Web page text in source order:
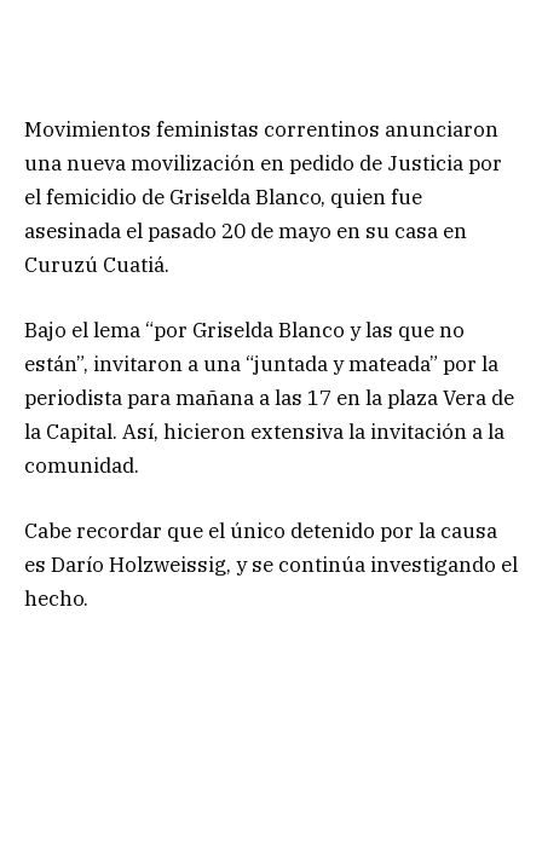
Movimientos feministas correntinos anunciaron
una nueva movilización en pedido de Justicia por
el femicidio de Griselda Blanco, quien fue
asesinada el pasado 20 de mayo en su casa en
Curuzú Cuatiá.
Bajo el lema “por Griselda Blanco y las que no
están”, invitaron a una “juntada y mateada” por la
periodista para mañana a las 17 en la plaza Vera de
la Capital. Así, hicieron extensiva la invitación a la
comunidad.
Cabe recordar que el único detenido por la causa
es Darío Holzweissig, y se continúa investigando el
hecho.